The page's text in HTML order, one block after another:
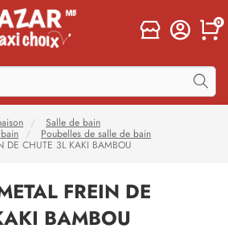
0
Salle de bain
Poubelles de salle de bain
DE CHUTE 3L KAKI BAMBOU
FREIN DE
BAMBOU